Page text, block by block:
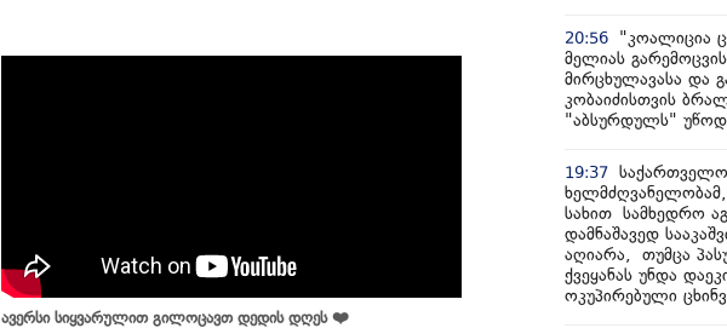
ავერსი სიყვარულით გილოცავთ დედის დღეს ❤️
20:56
"კოალიცია
მელიას
მირცხულავასა და
კობაიძისთვის
"აბსურდულს"
19:37
სახით სამხედრო
დამნაშავედ
აღიარა, თუმცა
ქვეყანას უნდა
ოკუპირებული